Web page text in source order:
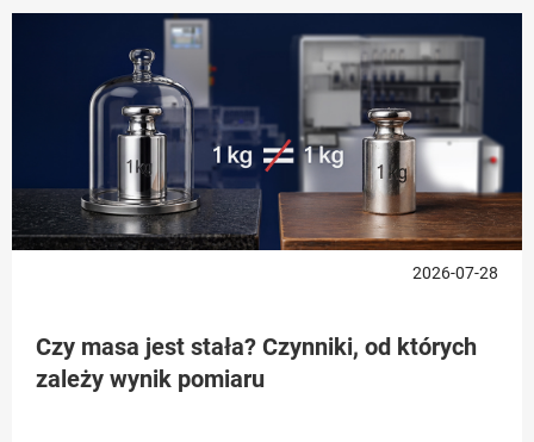
2026-07-28
Czy masa jest stała? Czynniki, od których
zależy wynik pomiaru